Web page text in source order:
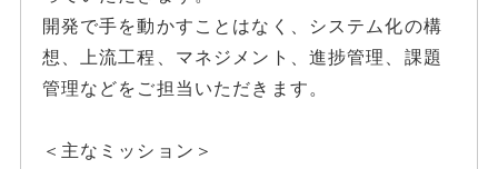
開発で手を動かすことはなく、システム化の構
想、上流工程、マネジメント、進捗管理、課題
管理などをご担当いただきます。
＜主なミッション＞